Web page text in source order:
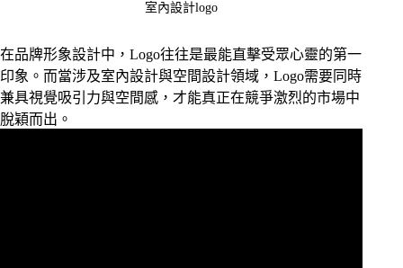
室內設計logo
在品牌形象設計中，Logo往往是最能直擊受眾心靈的第一
印象。而當涉及室內設計與空間設計領域，Logo需要同時
兼具視覺吸引力與空間感，才能真正在競爭激烈的市場中
脫穎而出。